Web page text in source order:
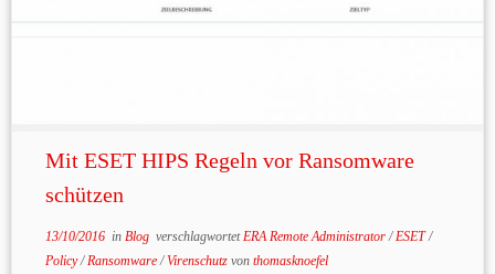
Mit ESET HIPS Regeln vor Ransomware
schützen
13/10/2016in Blog verschlagwortetERA Remote Administrator/ESET/
Policy/Ransomware/Virenschutz von thomasknoefel